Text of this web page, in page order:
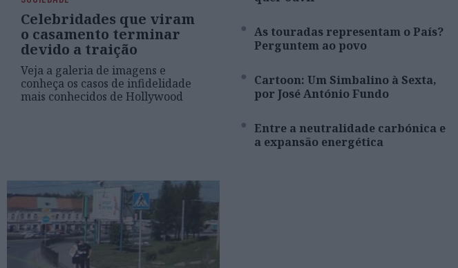
Celebridades que viram
o casamento terminar
devido a traição
Veja a galeria de imagens e
conheça os casos de infidelidade
mais conhecidos de Hollywood
As touradas representam o País?
Perguntem ao povo
Cartoon: Um Simbalino à Sexta,
por José António Fundo
Entre a neutralidade carbónica e
a expansão energética